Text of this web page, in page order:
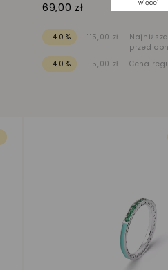
69,00 zł
-40% 115,00 zł
przed
-40%
115,00 zł Cena